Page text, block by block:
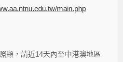
main.php
顧，請近14天內至中港澳地區